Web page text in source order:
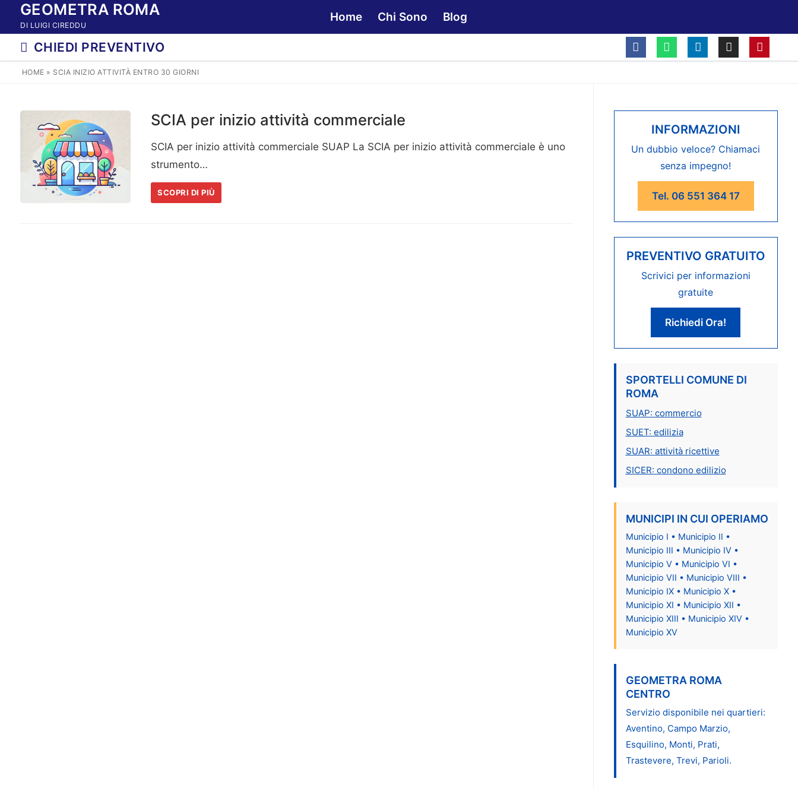
contenuto
GEOMETRA ROMA
DI LUIGI CIREDDU
Home Chi Sono Blog
CHIEDI PREVENTIVO
HOME » SCIA INIZIO ATTIVITÀ ENTRO 30 GIORNI
SCIA per inizio attività commerciale
SCIA per inizio attività commerciale SUAP La SCIA per inizio attività commerciale è uno
strumento…
SCOPRI DI PIÙ
INFORMAZIONI
Un dubbio veloce? Chiamaci
senza impegno!
Tel. 06 551 364 17
PREVENTIVO GRATUITO
Scrivici per informazioni
gratuite
Richiedi Ora!
SPORTELLI COMUNE DI
ROMA
SUAP: commercio
SUET: edilizia
SUAR: attività ricettive
SICER: condono edilizio
MUNICIPI IN CUI OPERIAMO
Municipio I • Municipio II •
Municipio III • Municipio IV •
Municipio V • Municipio VI •
Municipio VII • Municipio VIII •
Municipio IX • Municipio X •
Municipio XI • Municipio XII •
Municipio XIII • Municipio XIV •
Municipio XV
GEOMETRA ROMA
CENTRO
Servizio disponibile nei quartieri:
Aventino, Campo Marzio,
Esquilino, Monti, Prati,
Trastevere, Trevi, Parioli.